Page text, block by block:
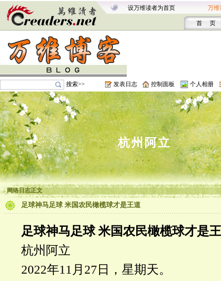
设万维读者为首页 万维
首 页
搜索>> 发表日志 控制面板 个人相册
杭州阿立
。。。
网络日志正文
足球神马足球 米国农民橄榄球才是王道
足球神马足球 米国农民橄榄球才是
杭州阿立
2022年11月27日，星期天。